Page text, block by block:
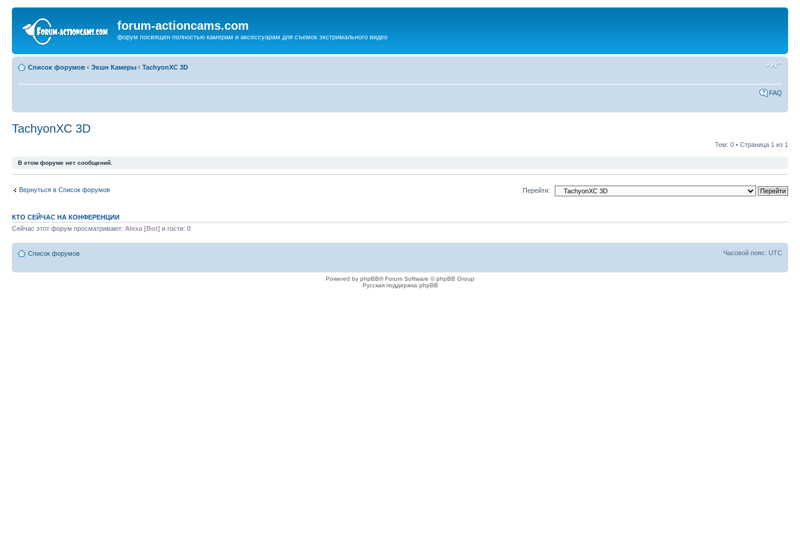
forum-actioncams.com
форум посвящен полностью камерам и аксессуарам для съемок экстримального видео
Список форумов ‹ Экшн Камеры ‹ TachyonXC 3D
FAQ
TachyonXC 3D
Тем: 0 • Страница 1 из 1
В этом форуме нет сообщений.
Вернуться в Список форумов Перейти:
КТО СЕЙЧАС НА КОНФЕРЕНЦИИ
Сейчас этот форум просматривают: Alexa [Bot] и гости: 0
Список форумов Часовой пояс: UTC
Powered by phpBB® Forum Software © phpBB Group
Русская поддержка phpBB